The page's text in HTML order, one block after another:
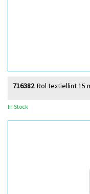
Rol textiellint 15
716382
In Stock